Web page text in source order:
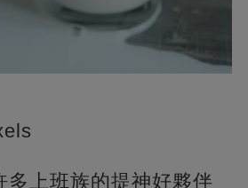
多上班族的提神好夥伴